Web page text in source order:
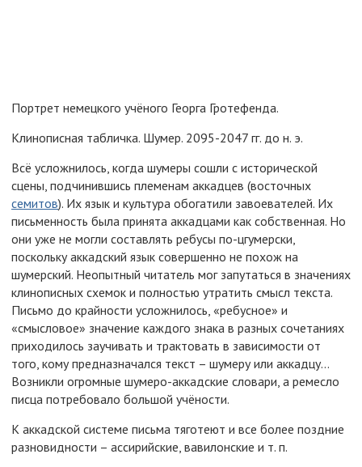
Портрет немецкого учёного Георга Гротефенда.
Клинописная табличка. Шумер. 2095-2047 гг. до н. э.
Всё усложнилось, когда шумеры сошли с исторической
сцены, подчинившись племенам аккадцев (восточных
семитов). Их язык и культура обогатили завоевателей. Их
письменность была принята аккадцами как собственная. Но
они уже не могли составлять ребусы по-цгумерски,
поскольку аккадский язык совершенно не похож на
шумерский. Неопытный читатель мог запутаться в значениях
клинописных схемок и полностью утратить смысл текста.
Письмо до крайности усложнилось, «ребусное» и
«смысловое» значение каждого знака в разных сочетаниях
приходилось заучивать и трактовать в зависимости от
того, кому предназначался текст – шумеру или аккадцу...
Возникли огромные шумеро-аккадские словари, а ремесло
писца потребовало большой учёности.
К аккадской системе письма тяготеют и все более поздние
разновидности – ассирийские, вавилонские и т. п.